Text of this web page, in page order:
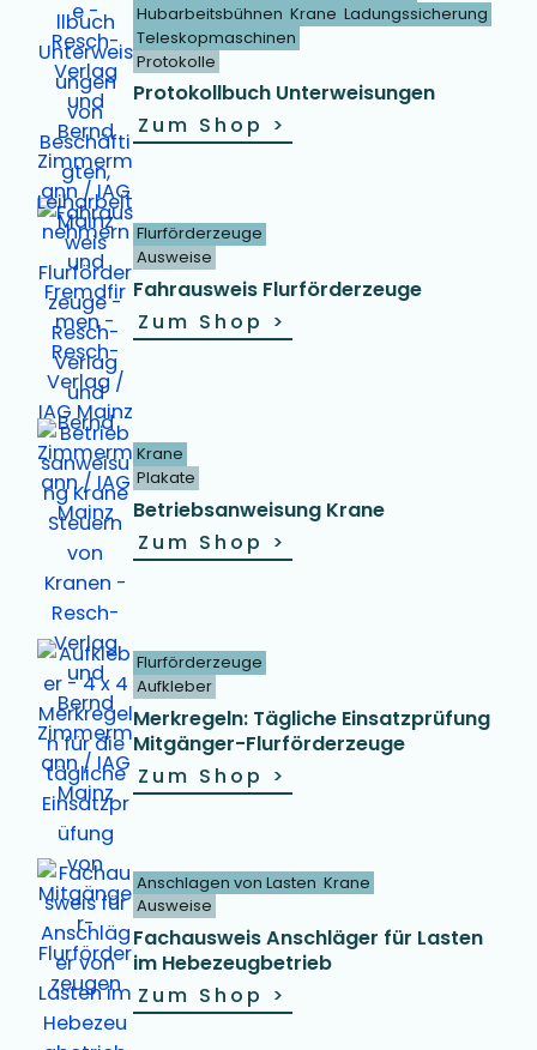
Hubarbeitsbühnen Krane Ladungssicherung
Teleskopmaschinen
Protokolle
Protokollbuch Unterweisungen
Zum Shop >
Flurförderzeuge
Ausweise
Fahrausweis Flurförderzeuge
Zum Shop >
Krane
Plakate
Betriebsanweisung Krane
Zum Shop >
Flurförderzeuge
Aufkleber
Merkregeln: Tägliche Einsatzprüfung
Mitgänger-Flurförderzeuge
Zum Shop >
Anschlagen von Lasten Krane
Ausweise
Fachausweis Anschläger für Lasten
im Hebezeugbetrieb
Zum Shop >